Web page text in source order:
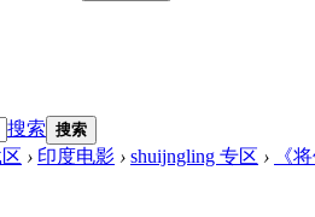
搜索 搜索
› 印度电影 › shuijngling 专区 ›
《